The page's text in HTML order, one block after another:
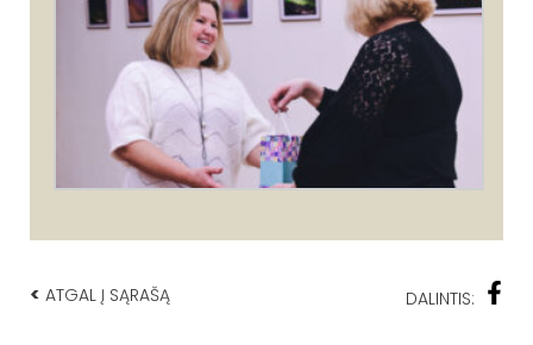
< ATGAL Į SĄRAŠĄ DALINTIS: